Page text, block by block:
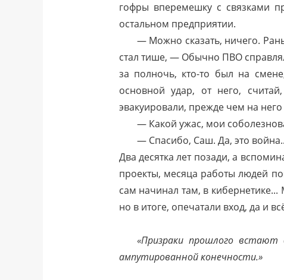
гофры вперемешку с связками
остальном предприятии.
— Можно сказать, ничего.
стал тише, — Обычно ПВО
за полночь, кто-то был на
основной удар, от него,
эвакуировали, прежде чем на
— Какой ужас, мои
— Спасибо, Саш. Да, это
Два десятка лет позади, а
проекты, месяца работы людей
сам начинал там, в
но в итоге, опечатали вход, да и
«Призраки прошлого
ампутированной конечности.»